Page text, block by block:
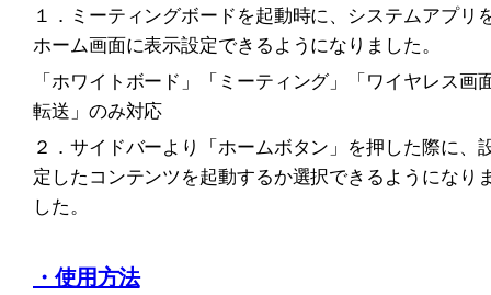
１．ミーティングボードを起動時に、システムアプリ
ホーム画面に表示設定できるようになりました。
「ホワイトボード」「ミーティング」「ワイヤレス画
転送」のみ対応
２．サイドバーより「ホームボタン」を押した際に、
定したコンテンツを起動するか選択できるようになり
した。
・使用方法